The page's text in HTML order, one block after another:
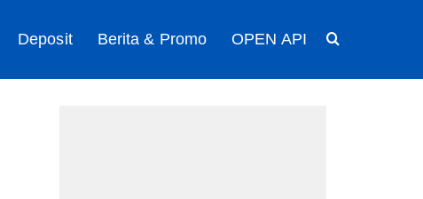
Deposit Berita & Promo OPEN API